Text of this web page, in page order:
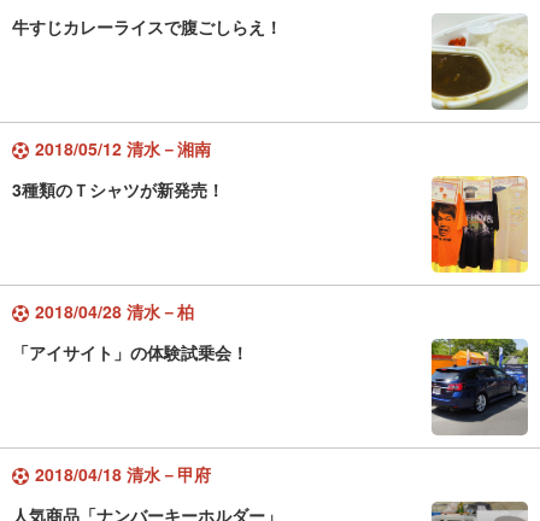
牛すじカレーライスで腹ごしらえ！
2018/05/12 清水－湘南
3種類のＴシャツが新発売！
2018/04/28 清水－柏
「アイサイト」の体験試乗会！
2018/04/18 清水－甲府
人気商品「ナンバーキーホルダー」